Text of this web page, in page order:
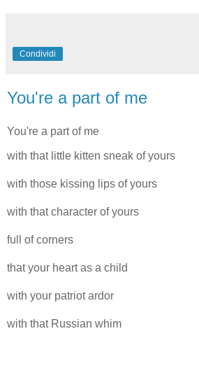
Condividi
You're a part of me
You're a part of me
with that little kitten sneak of yours
with those kissing lips of yours
with that character of yours
full of corners
that your heart as a child
with your patriot ardor
with that Russian whim